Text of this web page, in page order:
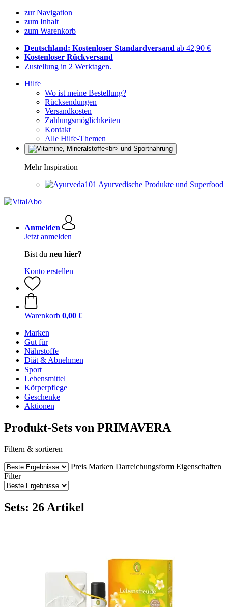
zur Navigation
zum Inhalt
zum Warenkorb
Deutschland: Kostenloser Standardversand ab 42,90 €
Kostenloser Rückversand
Zustellung in 2 Werktagen.
Hilfe
Wo ist meine Bestellung?
Rücksendungen
Versandkosten
Zahlungsmöglichkeiten
Kontakt
Alle Hilfe-Themen
Mehr Inspiration
Ayurvedische Produkte und Superfood
Anmelden
Jetzt anmelden
Bist du neu hier?
Konto erstellen
Warenkorb 0,00 €
Marken
Gut für
Nährstoffe
Diät & Abnehmen
Sport
Lebensmittel
Körperpflege
Geschenke
Aktionen
Produkt-Sets von PRIMAVERA
Filtern & sortieren
Preis Marken Darreichungsform Eigenschaften
Filter
Sets: 26 Artikel